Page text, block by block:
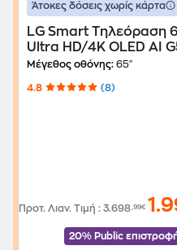
Άτοκες δόσεις χωρίς κάρτα
LG Smart Τηλεόραση
Ultra HD/4K OLED AI
2025 (OLED65G55LW)
Μέγεθος οθόνης: 65"
4.8 (8)
Προτ. Λιαν. Τιμή : 3.698,99€
20% Public